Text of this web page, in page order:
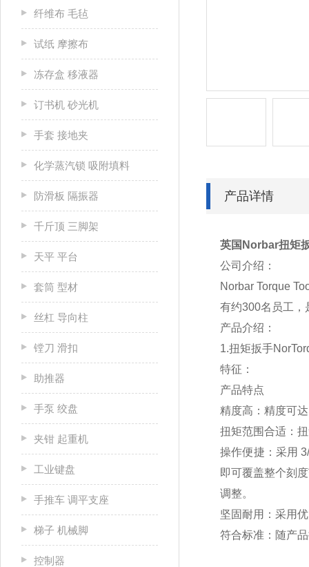
纤维布 毛毡
试纸 摩擦布
冻存盒 移液器
订书机 砂光机
手套 接地夹
化学蒸汽锁 吸附填料
防滑板 隔振器
千斤顶 三脚架
天平 平台
套筒 型材
丝杠 导向柱
镗刀 滑扣
助推器
手泵 绞盘
夹钳 起重机
工业键盘
手推车 调平支座
梯子 机械脚
控制器
产品详情
英国Norbar扭矩
公司介绍：
Norbar Torque
有约300名员工，
产品介绍：
1.扭矩扳手
特征：
产品特点
精度高：精度可
扭矩范围合适：
操作便捷：采用
即可覆盖整个刻
调整。
坚固耐用：采用
符合标准：随产